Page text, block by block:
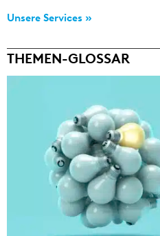
Unsere Services »
THEMEN-GLOSSAR